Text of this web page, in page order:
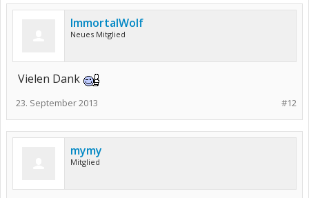
ImmortalWolf
Neues Mitglied
Vielen Dank
#12
23. September 2013
mymy
Mitglied